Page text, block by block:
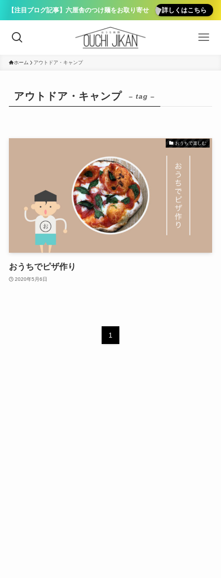
【注目ブログ記事】六厘舎のつけ麺をお取り寄せ 詳しくはこちら
ホーム アウトドア・キャンプ
アウトドア・キャンプ – tag –
おうちで楽しむ
おうちでピザ作り
2020年5月6日
1